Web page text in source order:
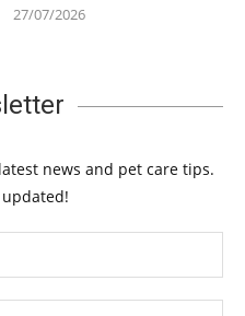
27/07/2026
news and pet care tips.
updated!